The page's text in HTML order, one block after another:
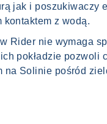
jak i poszukiwaczy
z wodą.
Rider nie wymaga
pokładzie pozwoli
na Solinie pośród